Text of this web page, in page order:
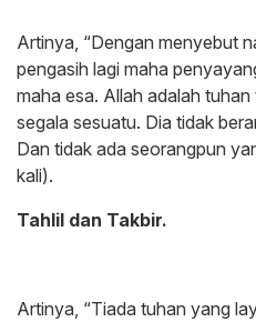
Artinya, “Dengan menyebut
pengasih lagi maha
maha esa. Allah adalah
segala sesuatu. Dia tidak
Dan tidak ada seorangpun
kali).
Tahlil dan Takbir.
Artinya, “Tiada tuhan yang